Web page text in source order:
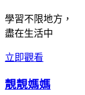
學習不限地方，
盡在生活中
立即觀看
靚靚媽媽